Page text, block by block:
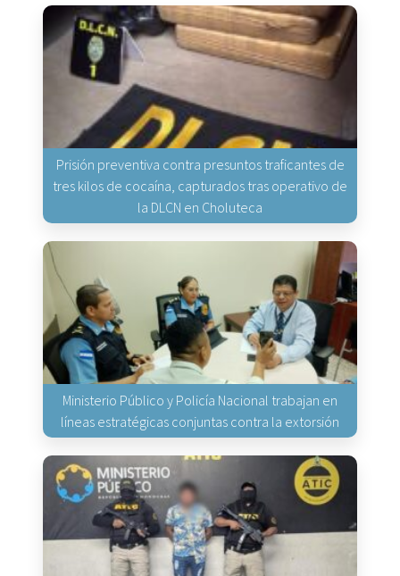
Prisión preventiva contra presuntos traficantes de
tres kilos de cocaína, capturados tras operativo de
la DLCN en Choluteca
Ministerio Público y Policía Nacional trabajan en
líneas estratégicas conjuntas contra la extorsión